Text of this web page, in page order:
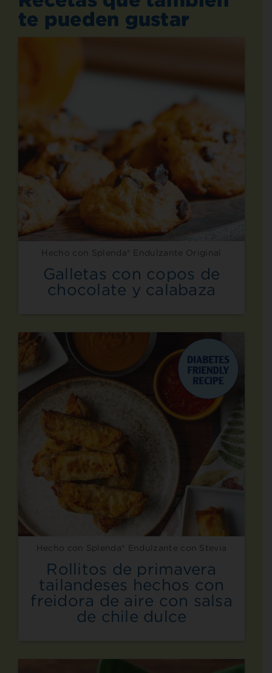
te pueden gustar
Hecho con Splenda® Endulzante Original
Galletas con copos de
chocolate y calabaza
Hecho con Splenda® Endulzante con Stevia
Rollitos de primavera
tailandeses hechos con
freidora de aire con salsa
de chile dulce